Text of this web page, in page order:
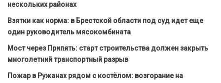
нескольких районах
Взятки как норма: в Брестской области под суд идет еще
один руководитель мясокомбината
Мост через Припять: старт строительства должен закрыть
многолетний транспортный разрыв
Пожар в Ружанах рядом с костёлом: возгорание на